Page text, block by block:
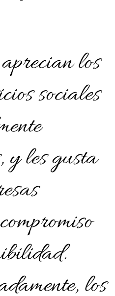
los
sociales
y les gusta
los